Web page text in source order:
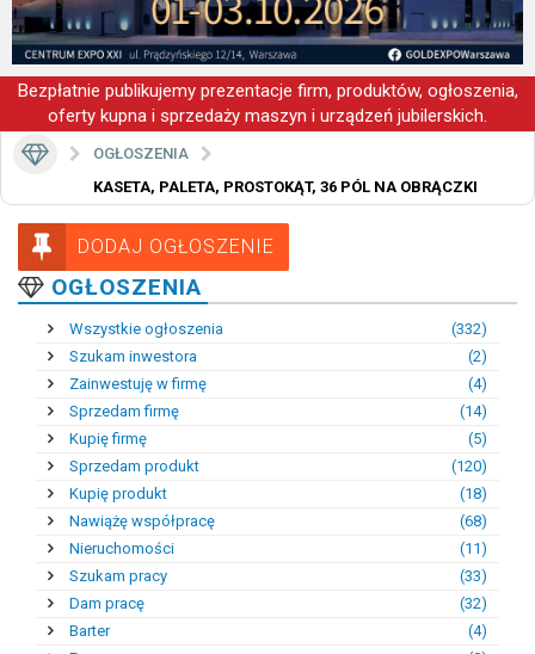
Bezpłatnie publikujemy prezentacje firm, produktów, ogłoszenia,
oferty kupna i sprzedaży maszyn i urządzeń jubilerskich.
OGŁOSZENIA
KASETA, PALETA, PROSTOKĄT, 36 PÓL NA OBRĄCZKI
DODAJ OGŁOSZENIE
OGŁOSZENIA
Wszystkie ogłoszenia
(332)
Szukam inwestora
(2)
Zainwestuję w firmę
(4)
Sprzedam firmę
(14)
Kupię firmę
(5)
Sprzedam produkt
(120)
Kupię produkt
(18)
Nawiążę współpracę
(68)
Nieruchomości
(11)
Szukam pracy
(33)
Dam pracę
(32)
Barter
(4)